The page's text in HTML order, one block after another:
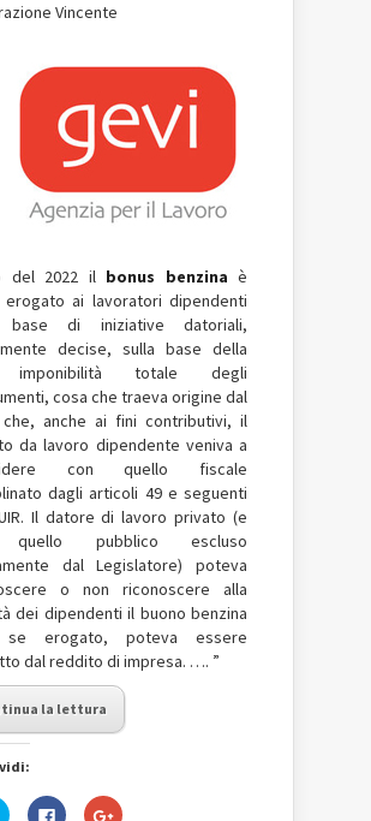
Vincente
del 2022 il bonus benzina è
ai lavoratori dipendenti
base di iniziative datoriali,
decise, sulla base della
imponibilità totale degli
cosa che traeva origine dal
anche ai fini contributivi, il
da lavoro dipendente veniva a
con quello fiscale
dagli articoli 49 e seguenti
Il datore di lavoro privato (e
quello pubblico escluso
dal Legislatore) poteva
o non riconoscere alla
dei dipendenti il buono benzina
se erogato, poteva essere
dal reddito di impresa. …. ”
la lettura
Fai Fai Fai